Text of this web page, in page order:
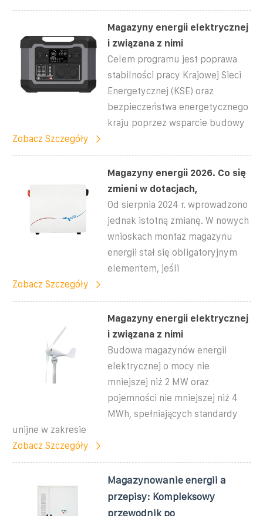
Magazyny energii elektrycznej
i związana z nimi
Celem programu jest poprawa
stabilności pracy Krajowej Sieci
Energetycznej (KSE) oraz
bezpieczeństwa energetycznego
kraju poprzez wsparcie budowy
Zobacz Szczegóły
Magazyny energii 2026. Co się
zmieni w dotacjach,
Od sierpnia 2024 r. wprowadzono
jednak istotną zmianę. W nowych
wnioskach montaż magazynu
energii stał się obligatoryjnym
elementem, jeśli
Zobacz Szczegóły
Magazyny energii elektrycznej
i związana z nimi
Budowa magazynów energii
elektrycznej o mocy nie
mniejszej niż 2 MW oraz
pojemności nie mniejszej niż 4
MWh, spełniających standardy
unijne w zakresie
Zobacz Szczegóły
Magazynowanie energii a
przepisy: Kompleksowy
przewodnik po